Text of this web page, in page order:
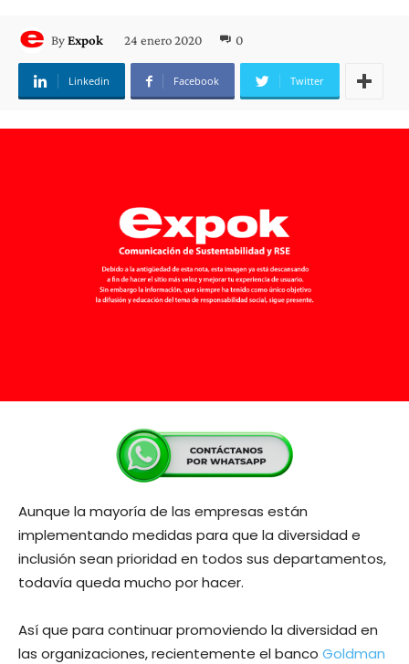
ByExpok 24 enero 2020 0
Linkedin Facebook Twitter
Aunque la mayoría de las empresas están
implementando medidas para que la diversidad e
inclusión sean prioridad en todos sus departamentos,
todavía queda mucho por hacer.
Así que para continuar promoviendo la diversidad en
las organizaciones, recientemente el banco Goldman